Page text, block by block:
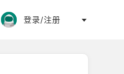
登录/注册